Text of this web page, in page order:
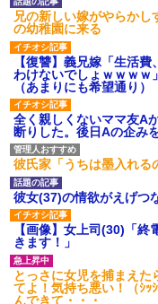
兄の新しい嫁がやらか
の幼稚園に来る
【復讐】義兄嫁「生活
わけないでしょｗｗｗ
（あまりにも希望通り）
全く親しくないママ友A
断りした。後日Aの企み
彼氏家「うちは墨入れ
彼女(37)の情欲がえげつ
【画像】女上司(30)「
きます！」
とっさに女児を捕まえた
てよ！気持ち悪い！（ｼ
んできて・・・